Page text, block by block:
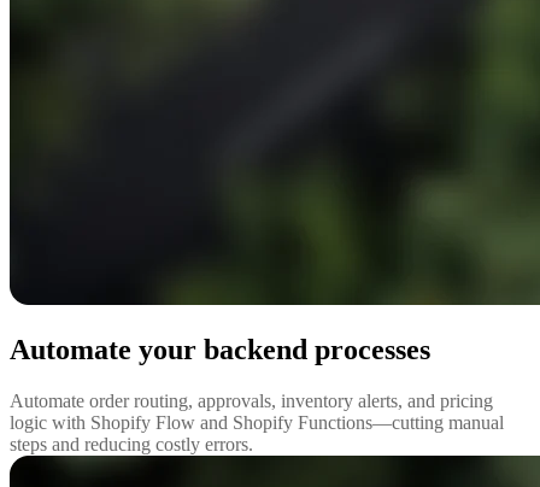
Automate your backend processes
Automate order routing, approvals, inventory alerts, and pricing
logic with Shopify Flow and Shopify Functions—cutting manual
steps and reducing costly errors.